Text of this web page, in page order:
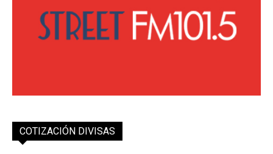
COTIZACIÓN DIVISAS